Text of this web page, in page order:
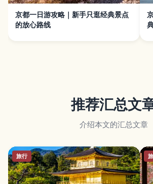
京都一日游攻略｜新手只逛经典景点
的放心路线
推荐汇总文
介绍本文的汇总文章
旅行